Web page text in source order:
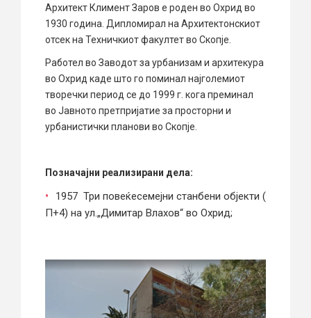
Архитект Климент Заров е роден во Охрид во
1930 година. Дипломирал на Архитектонскиот
отсек на Техничкиот факултет во Скопје.
Работел во Заводот за урбанизам и архитекура
во Охрид каде што го поминал најголемиот
творечки период се до 1999 г. кога преминал
во Јавното претпријатие за просторни и
урбанистички планови во Скопје.
Позначајни реализирани дела:
1957 Три повеќесемејни станбени објекти (
П+4) на ул.„Димитар Влахов“ во Охрид;